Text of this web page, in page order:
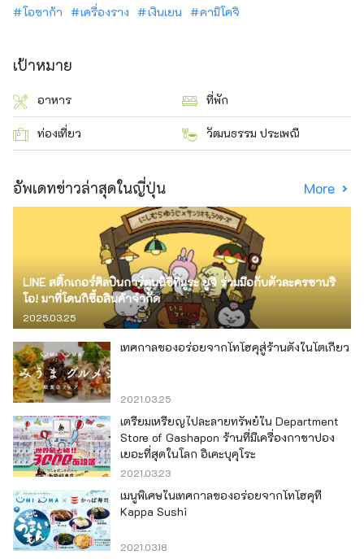
โอซาก้า
เครื่องราง เงินเยน คามิโคจิ
เป้าหมาย
อาหาร ที่พัก
ท่องเที่ยว วัฒนธรรม ประเพณี
อัพเดทข่าวล่าสุดในญี่ปุ่น More
LINE สติ๊กเกอร์ศิลปินการ์ตูนนิชิทีมูระ ยูจิ ร่วมมือกับตัวละครซานริ
โอ! มาที่โดนกิซื้อสินค้าจำกัด
2025.03.25
เทศกาลของอร่อยจากโทโฮคุสู่ร้านดังในโตเกียว
2021.03.25
เตรียมเหรียญไปละลายทรัพย์ใน Department
Store of Gashapon ร้านที่มีเครื่องกาชาปอง
เยอะที่สุดในโลก อิเคะบุคุโระ
2021.03.23
เมนูพิเศษในเทศกาลของอร่อยจากโทโฮคุที่
Kappa Sushi
2021.03.18